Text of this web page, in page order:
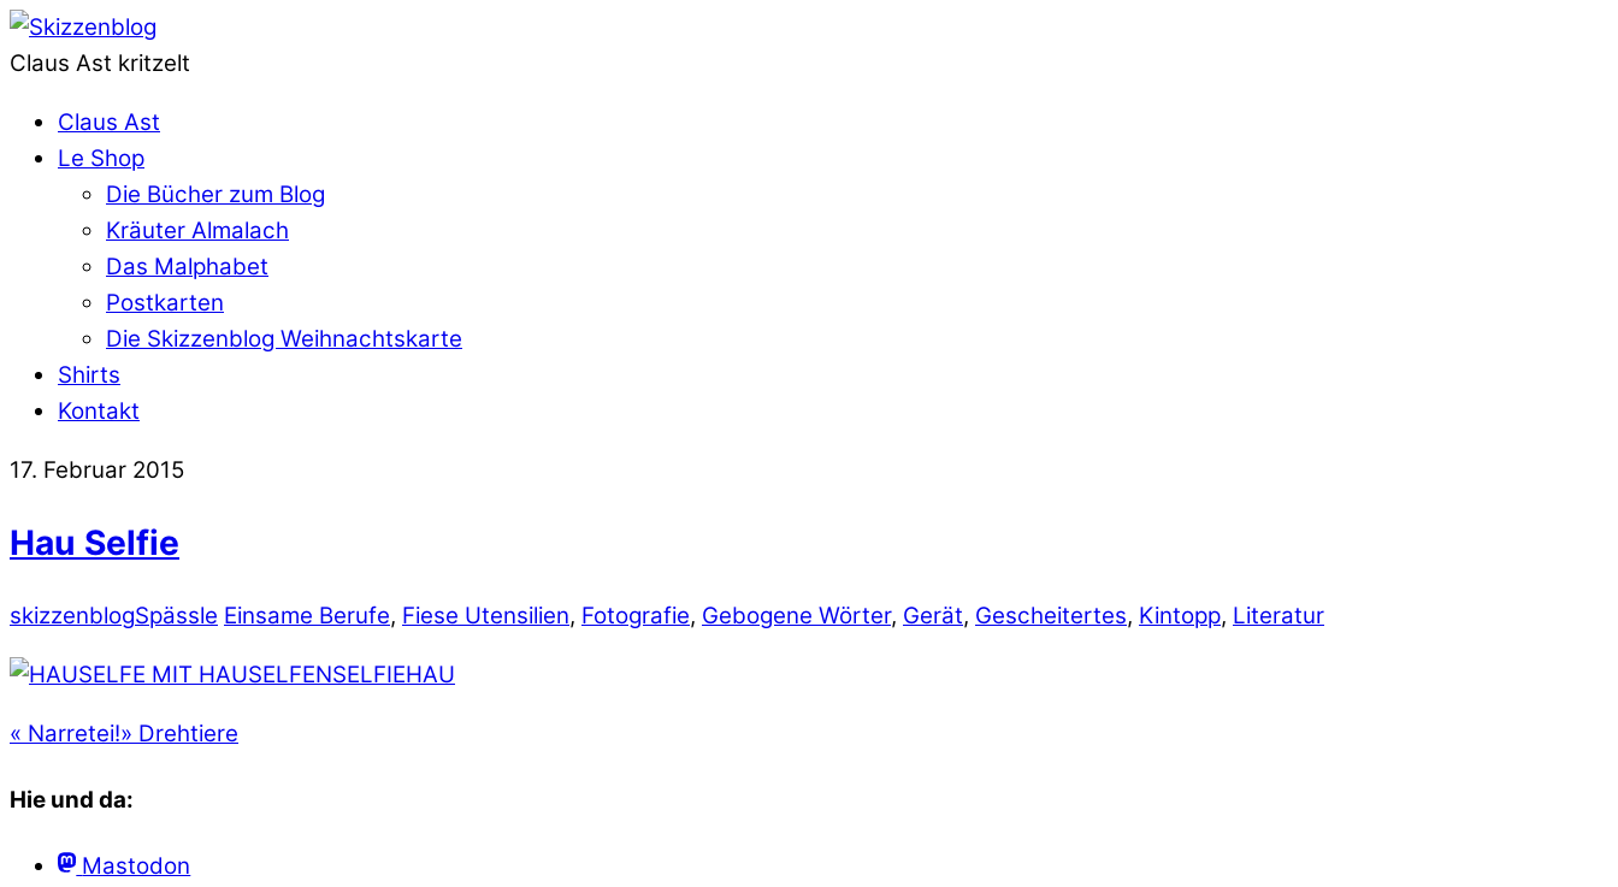
Claus Ast kritzelt
Claus Ast
Le Shop
Die Bücher zum Blog
Kräuter Almalach
Das Malphabet
Postkarten
Die Skizzenblog Weihnachtskarte
Shirts
Kontakt
17. Februar 2015
Hau Selfie
skizzenblogSpässle Einsame Berufe, Fiese Utensilien, Fotografie, Gebogene Wörter, Gerät, Gescheitertes, Kintopp, Literatur
« Narretei!» Drehtiere
Hie und da:
Mastodon